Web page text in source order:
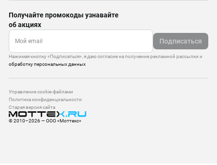
Получайте промокоды узнавайте
об акциях
Подписаться
Нажимая кнопку «Подписаться», я даю согласие на получение рекламной рассылки и
обработку персональных данных
Управление cookie-файлами
Политика конфиденциальности
Старая версия сайта
© 2010–2026 — ООО «Моттекс»